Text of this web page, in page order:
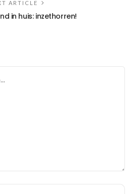
ARTICLE
in huis: inzethorren!